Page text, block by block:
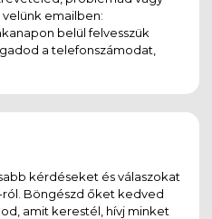
emailben:
belül felvesszük
a telefonszámodat,
kérdéseket és válaszokat
ról. Böngészd őket kedved
amit kerestél, hívj minket